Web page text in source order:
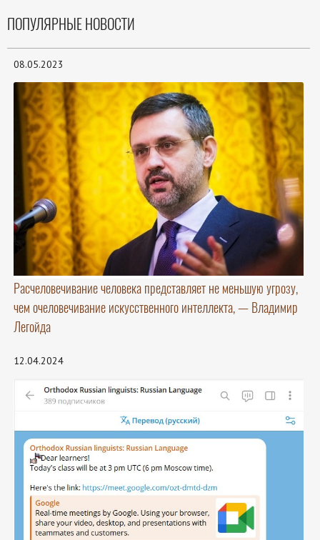
ПОПУЛЯРНЫЕ НОВОСТИ
08.05.2023
Расчеловечивание человека представляет не меньшую угрозу,
чем очеловечивание искусственного интеллекта, — Владимир
Легойда
12.04.2024